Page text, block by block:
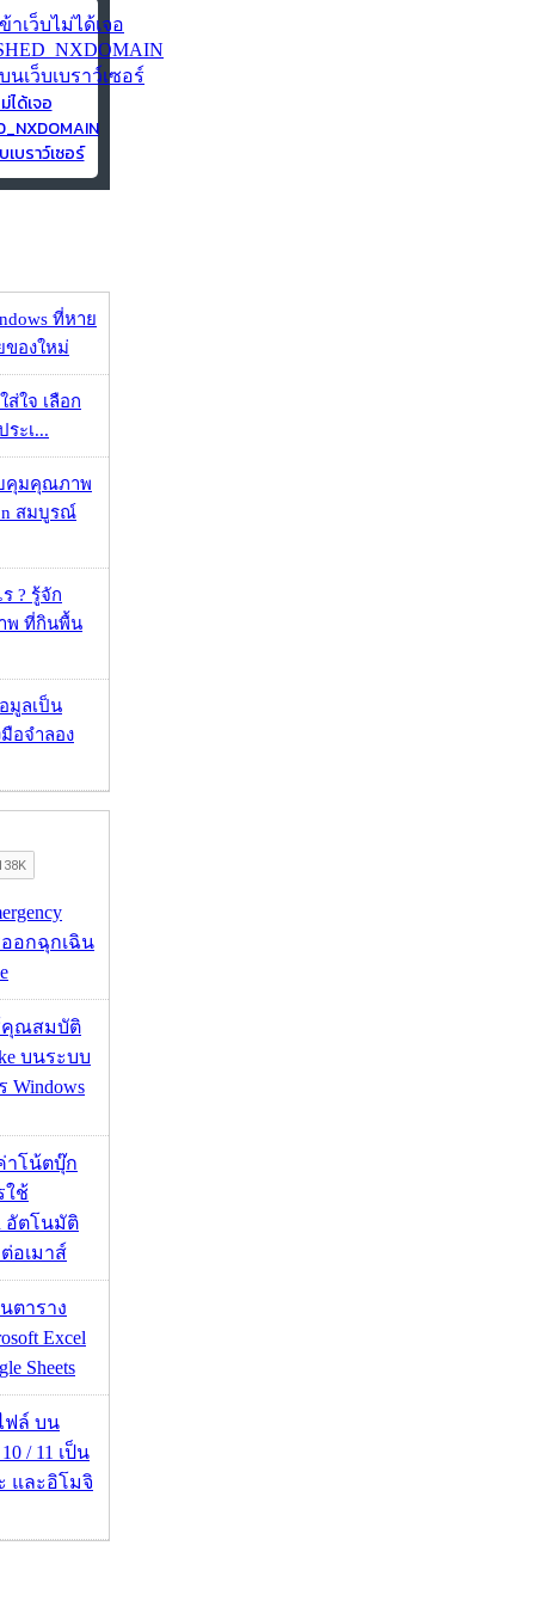
ได้เจอ
บราว์เซอร์
ที่หาย
องใหม่
ส่ใจ เลือก
ระเ...
คุมคุณภาพ
สมบูรณ์
? รู้จัก
พ ที่กินพื้น
มูลเป็น
อจำลอง
ออกฉุกเฉิน
คุณสมบัติ
บนระบบ
Windows
าโน้ตบุ๊ก
ใช้
อัตโนมัติ
อเมาส์
ตาราง
Excel
Sheets
ฟล์ บน
/ 11 เป็น
และอิโมจิ